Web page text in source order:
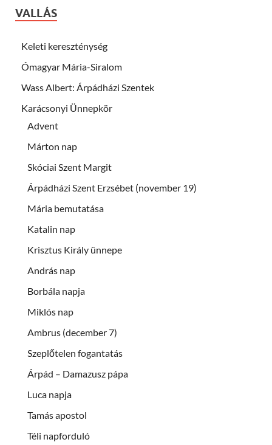
VALLÁS
Keleti kereszténység
Ómagyar Mária-Siralom
Wass Albert: Árpádházi Szentek
Karácsonyi Ünnepkör
Advent
Márton nap
Skóciai Szent Margit
Árpádházi Szent Erzsébet (november 19)
Mária bemutatása
Katalin nap
Krisztus Király ünnepe
András nap
Borbála napja
Miklós nap
Ambrus (december 7)
Szeplőtelen fogantatás
Árpád – Damazusz pápa
Luca napja
Tamás apostol
Téli napforduló